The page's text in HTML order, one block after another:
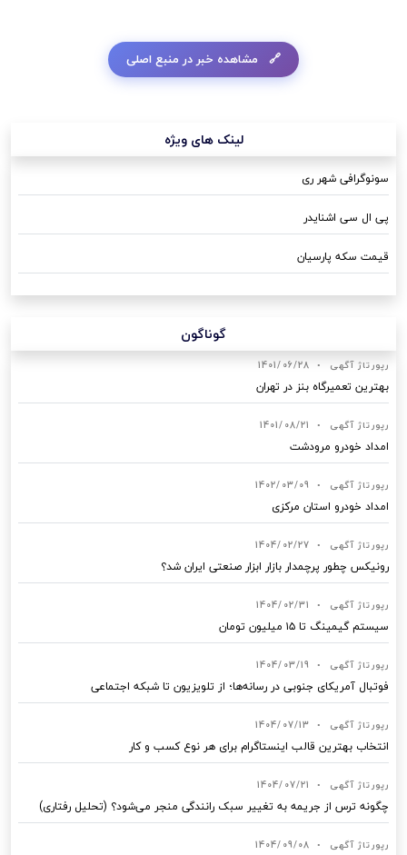
مشاهده خبر در منبع اصلی
لینک های ویژه
سونوگرافی شهر ری
پی ال سی اشنایدر
قیمت سکه پارسیان
گوناگون
رپورتاژ آگهی •
1401/06/28
بهترین تعمیرگاه بنز در تهران
رپورتاژ آگهی •
1401/08/21
امداد خودرو مرودشت
رپورتاژ آگهی •
1402/03/09
امداد خودرو استان مرکزی
رپورتاژ آگهی •
1404/02/27
رونیکس چطور پرچمدار بازار ابزار صنعتی ایران شد؟
رپورتاژ آگهی •
1404/02/31
سیستم گیمینگ تا ۱۵ میلیون تومان
رپورتاژ آگهی •
1404/03/19
فوتبال آمریکای جنوبی در رسانه‌ها؛ از تلویزیون تا شبکه اجتماعی
رپورتاژ آگهی •
1404/07/13
انتخاب بهترین قالب‌ اینستاگرام برای هر نوع کسب‌ و کار
رپورتاژ آگهی •
1404/07/21
چگونه ترس از جریمه به تغییر سبک رانندگی منجر می‌شود؟ (تحلیل رفتاری)
رپورتاژ آگهی •
1404/09/08